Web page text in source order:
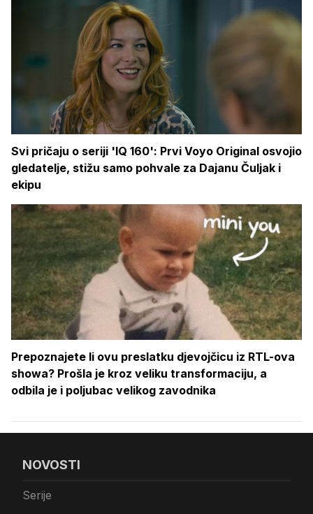
Svi pričaju o seriji 'IQ 160': Prvi Voyo Original osvojio
gledatelje, stižu samo pohvale za Dajanu Čuljak i
ekipu
Prepoznajete li ovu preslatku djevojčicu iz RTL-ova
showa? Prošla je kroz veliku transformaciju, a
odbila je i poljubac velikog zavodnika
NOVOSTI
Serije